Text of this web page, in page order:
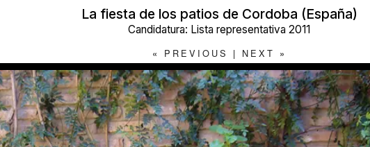
La fiesta de los patios de Cordoba (España)
Candidatura: Lista representativa 2011
« PREVIOUS | NEXT »